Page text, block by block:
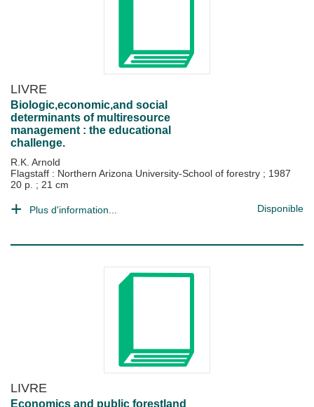
LIVRE
Biologic,economic,and social
determinants of multiresource
management : the educational
challenge.
R.K. Arnold
Flagstaff : Northern Arizona University-School of forestry ; 1987
20 p. ; 21 cm
Plus d'information... Disponible
LIVRE
Economics and public forestland